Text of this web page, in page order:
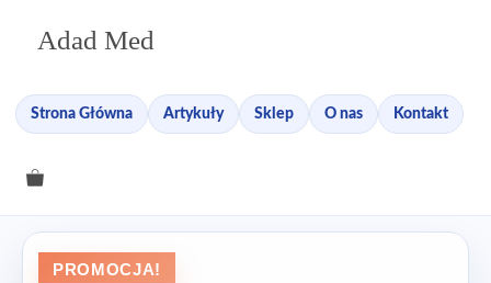
Adad Med
Strona Główna Artykuły Sklep O nas Kontakt
PROMOCJA!